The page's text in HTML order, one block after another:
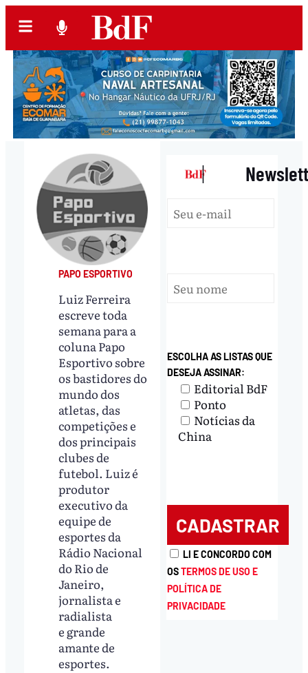
PAPO ESPORTIVO
Luiz Ferreira
escreve toda
semana para a
coluna Papo
Esportivo sobre
os bastidores do
mundo dos
atletas, das
competições e
dos principais
clubes de
futebol. Luiz é
produtor
executivo da
equipe de
esportes da
Rádio Nacional
do Rio de
Janeiro,
jornalista e
radialista
e grande
amante de
esportes.
|
ESCOLHA AS LISTAS QUE
DESEJA ASSINAR:
Editorial BdF
Ponto
Notícias da
China
LI E CONCORDO COM
OSTERMOS DE USO E
POLÍTICA DE
PRIVACIDADE